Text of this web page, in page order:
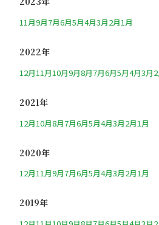
11月9月7月6月5月4月3月2月1月
2022年
12月11月10月9月8月7月6月5月4月3月
2021年
12月10月8月7月6月5月4月3月2月1月
2020年
12月11月9月7月6月5月4月3月2月1月
2019年